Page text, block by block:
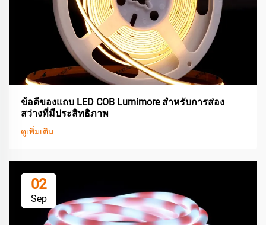
ข้อดีของแถบ LED COB Lumimore สำหรับการส่อง
สว่างที่มีประสิทธิภาพ
ดูเพิ่มเติม
02
Sep